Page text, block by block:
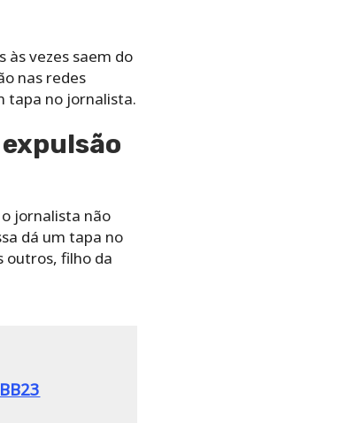
às vezes saem do
nas redes
tapa no jornalista.
jornalista não
dá um tapa no
outros, filho da